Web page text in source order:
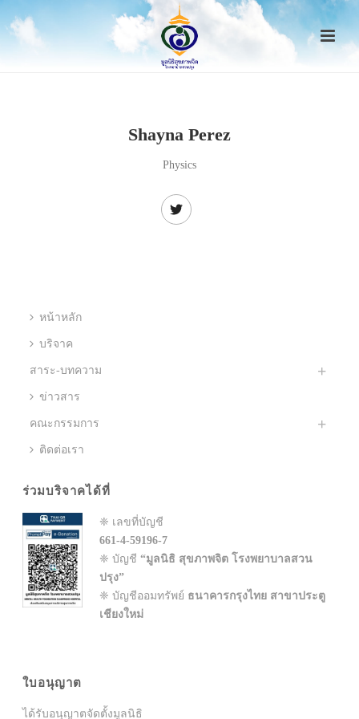
Shayna Perez
Physics
หน้าหลัก
บริจาค
สาระ-บทความ
ข่าวสาร
คณะกรรมการ
ติดต่อเรา
ร่วมบริจาคได้ที่
❈ เลขที่บัญชี
661-4-59196-7
❈ บัญชี“มูลนิธิ สุขภาพจิต โรงพยาบาลสวน
ปรุง”
❈ บัญชีออมทรัพย์ ธนาคารกรุงไทย สาขาประตู
เชียงใหม่
ใบอนุญาต
ได้รับอนุญาตจัดตั้งมูลนิธิ